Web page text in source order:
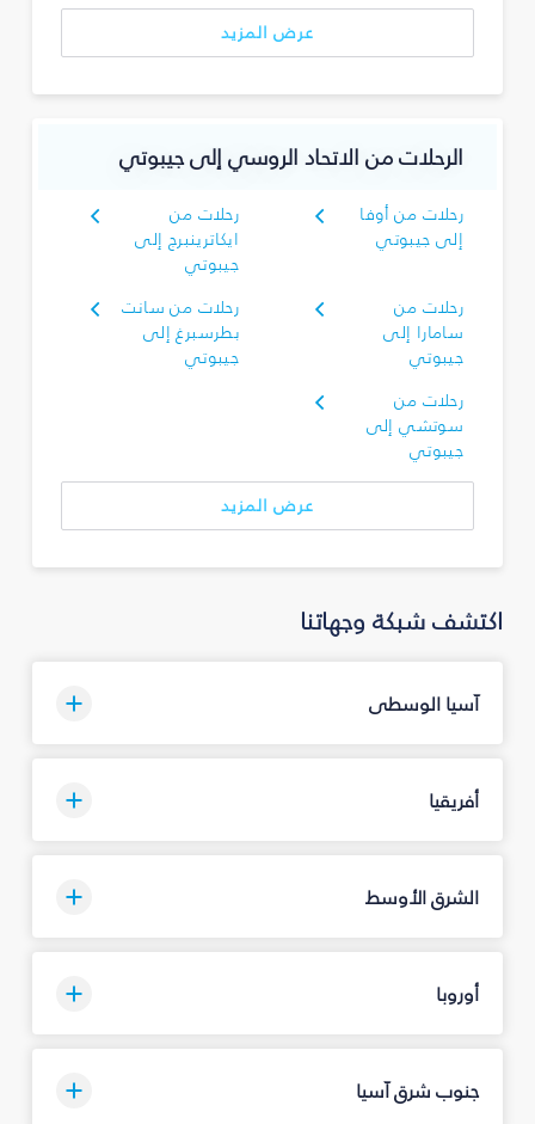
عرض المزيد
الرحلات من الاتحاد الروسي إلى جيبوتي
رحلات من أوفا
إلى جيبوتي
رحلات من
ايكاترينبرج إلى
جيبوتي
رحلات من
سامارا إلى
جيبوتي
رحلات من سانت
بطرسبرغ إلى
جيبوتي
رحلات من
سوتشي إلى
جيبوتي
عرض المزيد
اكتشف شبكة وجهاتنا
آسيا الوسطى
أفريقيا
الشرق الأوسط
أوروبا
جنوب شرق آسيا